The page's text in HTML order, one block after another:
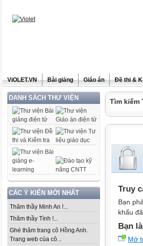
ViOLET.VN Bài giảng Giáo án Đề thi &
DANH SÁCH THƯ VIỆN
CÁC Ý KIẾN MỚI NHẤT
Thăm thầy Minh An !...
Thăm thầy Tình !...
Ghé thăm trang cô Hồng Anh.
Trang web của cô...
Tìm kiếm
Truy
Bạn
khẩu
Bạn
Mở